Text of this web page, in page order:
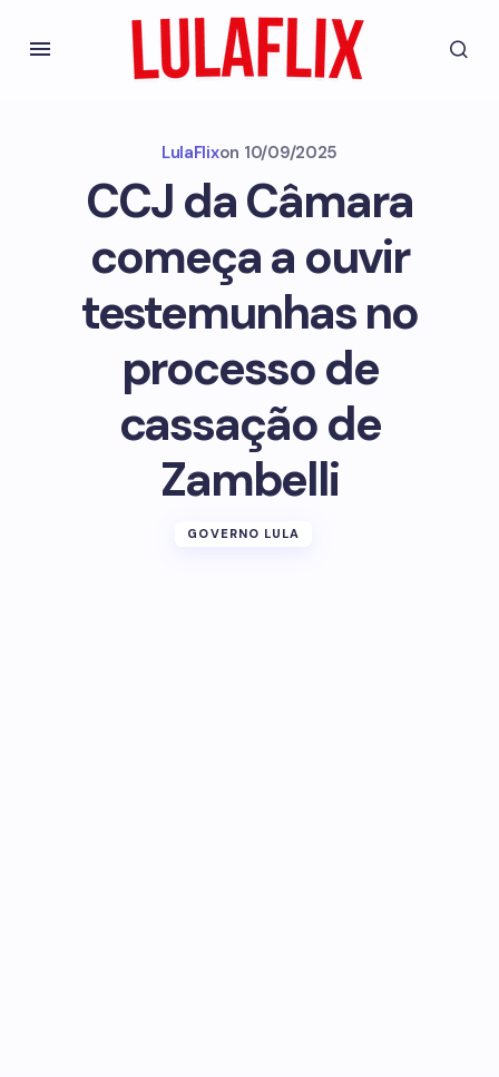
LulaFlixon 10/09/2025
CCJ da Câmara
começa a ouvir
testemunhas no
processo de
cassação de
Zambelli
GOVERNO LULA